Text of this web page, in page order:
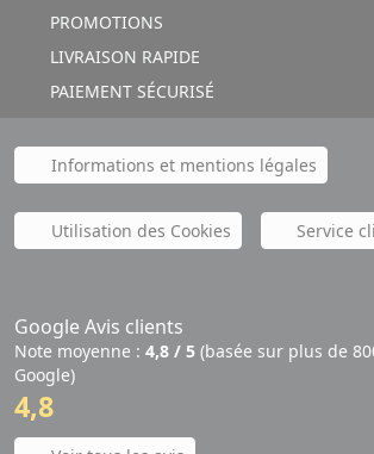
PROMOTIONS
LIVRAISON RAPIDE
PAIEMENT SÉCURISÉ
Informations et mentions légales
Utilisation des Cookies Service
Google Avis clients
Note moyenne : 4,8 / 5 (basée sur plus de
Google)
4,8